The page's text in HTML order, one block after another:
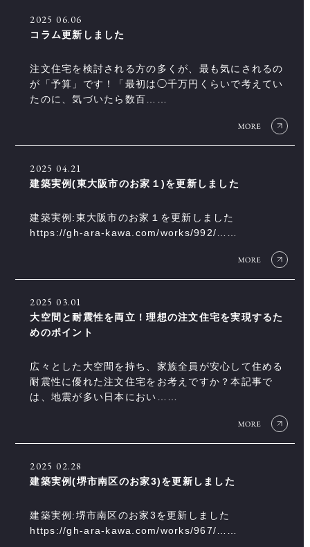
2025 06.06
コラム更新しました
注文住宅を検討される方の多くが、最も気にされるの
が「予算」です！「最初は◯千万円くらいで考えてい
たのに、気づいたら数百……
2025 04.21
建築実例(東大阪市のお家１)を更新しました
建築実例:東大阪市のお家１を更新しました
https://gh-ara-kawa.com/works/992/……
2025 03.01
大空間と耐震性を両立！理想の注文住宅を実現するた
めのポイント
広々とした大空間を持ち、家族全員が安心して住める
耐震性に優れた注文住宅をお考えですか？本記事で
は、地震が多い日本におい……
2025 02.28
建築実例(堺市南区のお家3)を更新しました
建築実例:堺市南区のお家3を更新しました
https://gh-ara-kawa.com/works/967/……